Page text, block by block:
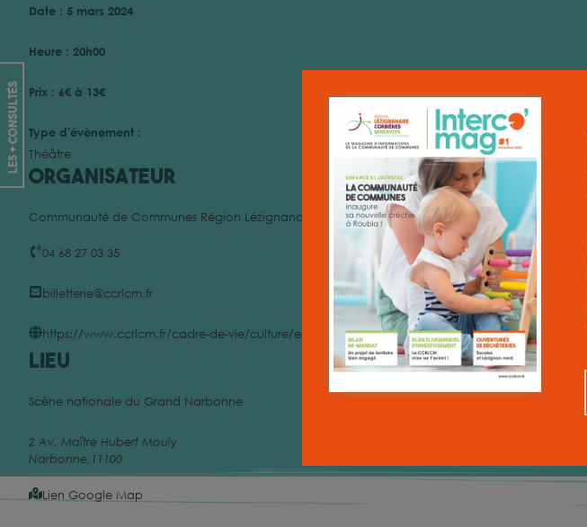
Date : 5 mars 2024
Heure : 20h00
Prix : 6€ à 13€
Type d'évènement :
Théâtre
Organisateur
Communauté de Communes Région Lézignanaise, Corbières et Minervois
04 68 27 03 35
billetterie@ccrlcm.fr
https://www.ccrlcm.fr/cadre-de-vie/culture/espace-culturel-des-corbieres
Lieu
Scène nationale du Grand Narbonne
2 Av. Maître Hubert Mouly
Narbonne, 11100
Lien Google Map
les + consultés